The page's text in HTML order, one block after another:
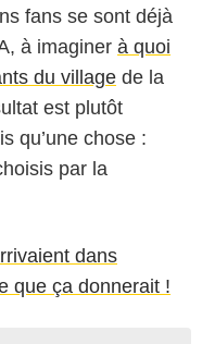
fans se sont déjà
à imaginer à quoi
du village de la
est plutôt
qu’une chose :
par la
dans
que ça donnerait !